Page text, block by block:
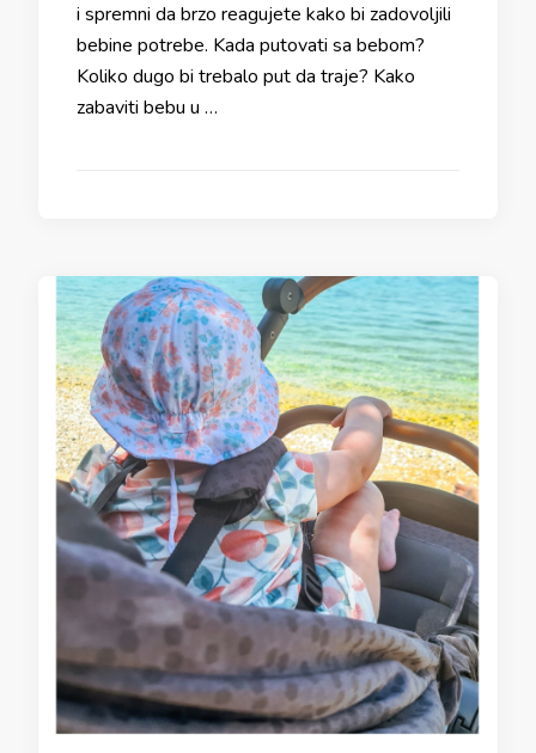
i spremni da brzo reagujete kako bi zadovoljili
bebine potrebe. Kada putovati sa bebom?
Koliko dugo bi trebalo put da traje? Kako
zabaviti bebu u …